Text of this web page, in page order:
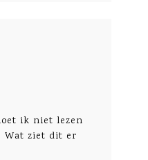
ik niet lezen
Wat ziet dit er